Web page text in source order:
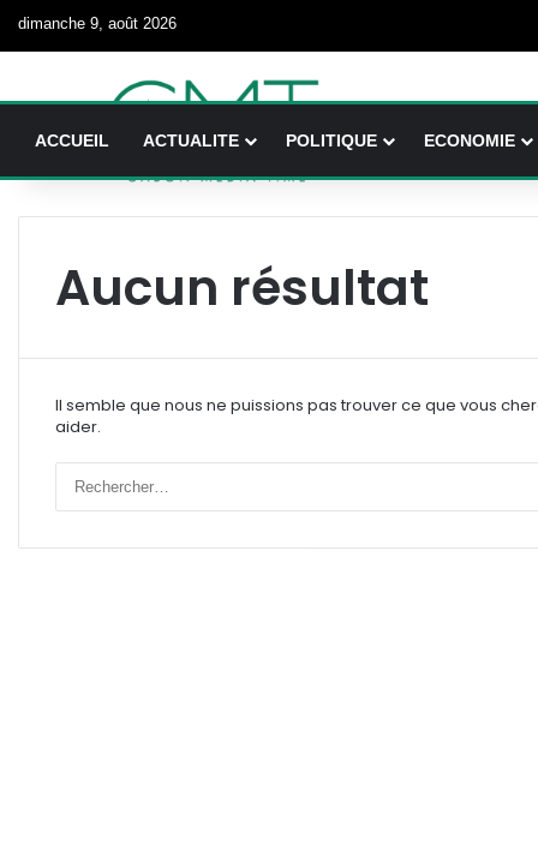
dimanche 9, août 2026
ACCUEIL ACTUALITE POLITIQUE ECONOMIE
Aucun résultat
Il semble que nous ne puissions pas trouver ce que vous
aider.